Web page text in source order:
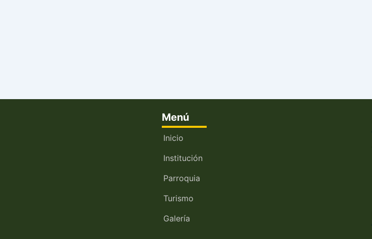
Menú
Inicio
Institución
Parroquia
Turismo
Galería